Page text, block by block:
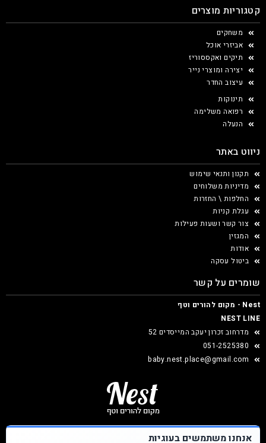
קטגוריות מוצרים
משחקים
אביזרי אוכל
תיקים ואקססוריז
יצירה ומוצרי נייר
עיצוב החדר
תינוקות
רפואה משלימה
הנעלה
ניווט באתר
תקנון ותנאי שימוש
מדיניות משלוחים
החלפות \ החזרות
עגלת קניות
צור קשר ושעות פעילות
המגזין
אודות
ביטול עסקה
שומרים על קשר
Nest - מקום להורים וטף
NEST LINE
מדרחוב זכרון יעקב המייסדים 52
051-2525380
baby.nest.place@gmail.com
אנחנו משתמשים בעוגיות